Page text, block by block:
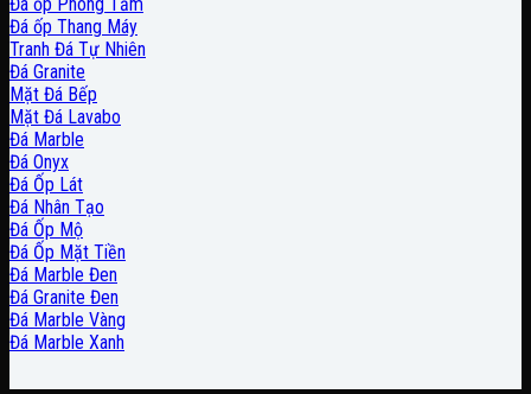
Đá ốp Thang Máy
Tranh Đá Tự Nhiên
Đá Granite
Mặt Đá Bếp
Mặt Đá Lavabo
Đá Marble
Đá Onyx
Đá Ốp Lát
Đá Nhân Tạo
Đá Ốp Mộ
Đá Ốp Mặt Tiền
Đá Marble Đen
Đá Granite Đen
Đá Marble Vàng
Đá Marble Xanh